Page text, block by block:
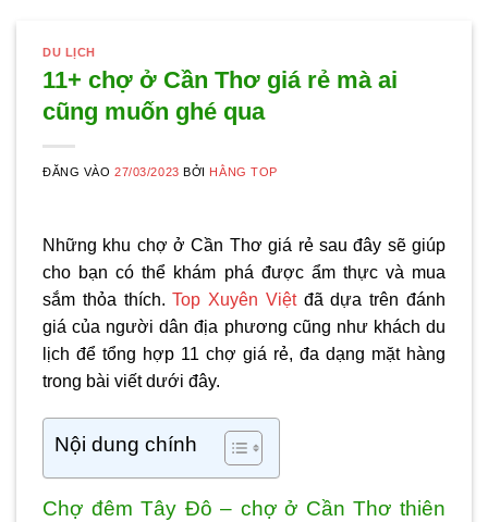
DU LỊCH
11+ chợ ở Cần Thơ giá rẻ mà ai
cũng muốn ghé qua
ĐĂNG VÀO27/03/2023 BỞI HẰNG TOP
Những khu chợ ở Cần Thơ giá rẻ sau đây sẽ giúp
cho bạn có thể khám phá được ẩm thực và mua
sắm thỏa thích.Top Xuyên Việtđã dựa trên đánh
giá của người dân địa phương cũng như khách du
lịch để tổng hợp 11 chợ giá rẻ, đa dạng mặt hàng
trong bài viết dưới đây.
Nội dung chính
Chợ đêm Tây Đô – chợ ở Cần Thơ thiên